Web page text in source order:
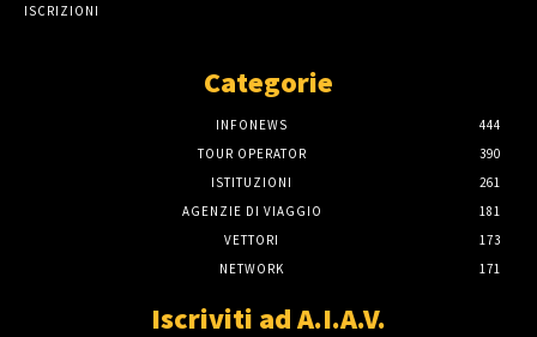
ISCRIZIONI
Categorie
INFONEWS
444
TOUR OPERATOR
390
ISTITUZIONI
261
AGENZIE DI VIAGGIO
181
VETTORI
173
NETWORK
171
Iscriviti ad A.I.A.V.